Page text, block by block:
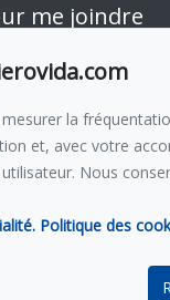
me joindre
560 3850
Écrivez-moi un
la
et, avec votre
Nous
Politique des